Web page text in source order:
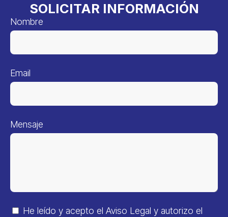
SOLICITAR INFORMACIÓN
Nombre
Email
Mensaje
He leído y acepto el Aviso Legal y autorizo el